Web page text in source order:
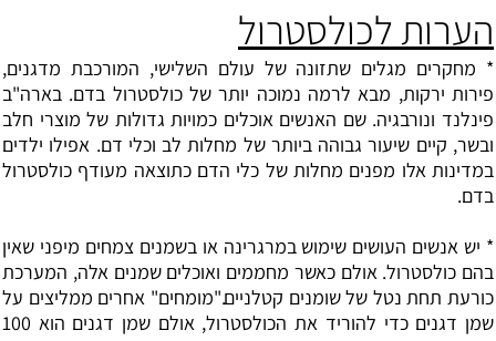
הערות לכולסטרול
* מחקרים מגלים שתזונה של עולם השלישי, המורכבת מדגנים,
פירות ירקות, מבא לרמה נמוכה יותר של כולסטרול בדם. בארה"ב
פינלנד ונורבגיה. שם האנשים אוכלים כמויות גדולות של מוצרי חלב
ובשר, קיים שיעור גבוהה ביותר של מחלות לב וכלי דם. אפילו ילדים
במדינות אלו מפנים מחלות של כלי הדם כתוצאה מעודף כולסטרול
בדם.
* יש אנשים העושים שימוש במרגרינה או בשמנים צמחים מיפני שאין
בהם כולסטרול. אולם כאשר מחממים ואוכלים שמנים אלה, המערכת
כורעת תחת נטל של שומנים קטלניים."מומחים" אחרים ממליצים על
שמן דגנים כדי להוריד את הכולסטרול, אולם שמן דגנים הוא 100